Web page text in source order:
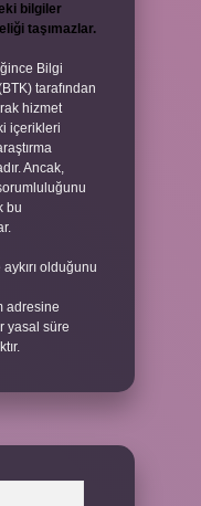
bilgiler
taşımazlar.
Bilgi
tarafından
hizmet
içerikleri
Ancak,
bu
olduğunu
adresine
yasal süre